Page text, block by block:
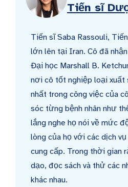
Tiến sĩ
Tiến sĩ Saba Rassouli,
lớn lên tại Iran. Cô đã
Đại học Marshall B.
nơi cô tốt nghiệp loại xuất
nhất trong công việc của
sóc từng bệnh nhân như
lắng nghe họ nói về mức
lòng của họ với các dịch
cung cấp. Trong thời gian
dạo, đọc sách và thử các
khác nhau.